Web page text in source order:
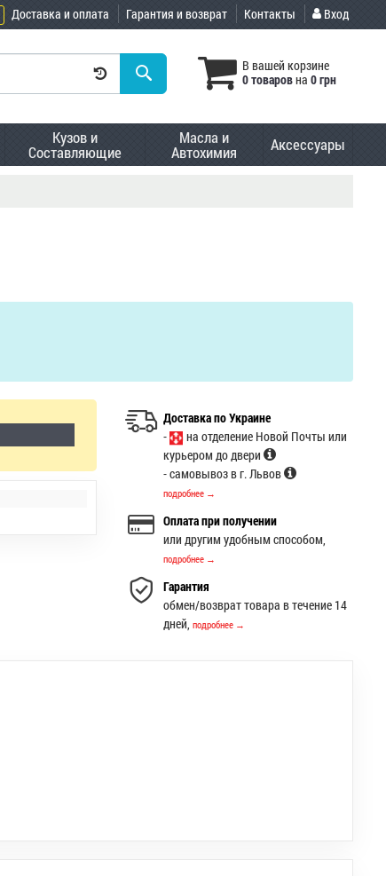
Доставка и оплата Гарантия и возврат Контакты Вход
В вашей корзине
0 товаровна 0 грн
Кузов и
Составляющие
Масла и
Автохимия Аксессуары
Доставка по Украине
-
на отделение Новой Почты или
курьером до двери
- самовывоз в г. Львов
подробнее →
Оплата при получении
или другим удобным способом,
подробнее →
Гарантия
обмен/возврат товара в течение 14
дней,подробнее →